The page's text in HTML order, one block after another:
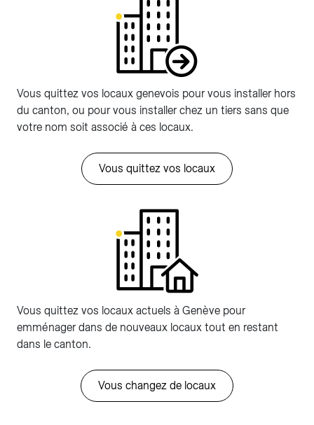
Vous quittez vos locaux genevois pour vous installer hors
du canton, ou pour vous installer chez un tiers sans que
votre nom soit associé à ces locaux.
Vous quittez vos locaux
Vous quittez vos locaux actuels à Genève pour
emménager dans de nouveaux locaux tout en restant
dans le canton.
Vous changez de locaux